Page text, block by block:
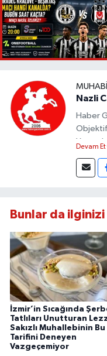
Nazli
Haber
Objektif
Devam Et
Bunlar da
İzmir’in Sıcağında
Tatlıları Unutturan
Sakızlı Muhallebinin Bu
Tarifini Deneyen
Vazgeçemiyor